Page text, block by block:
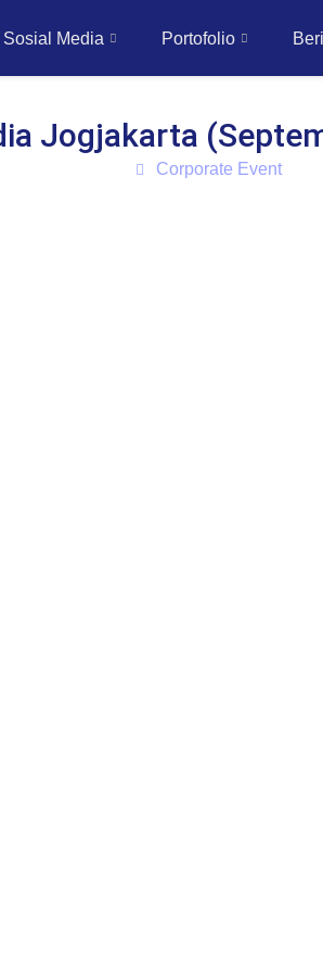
Sosial Media Portofolio
Jogjakarta
Corporate Event